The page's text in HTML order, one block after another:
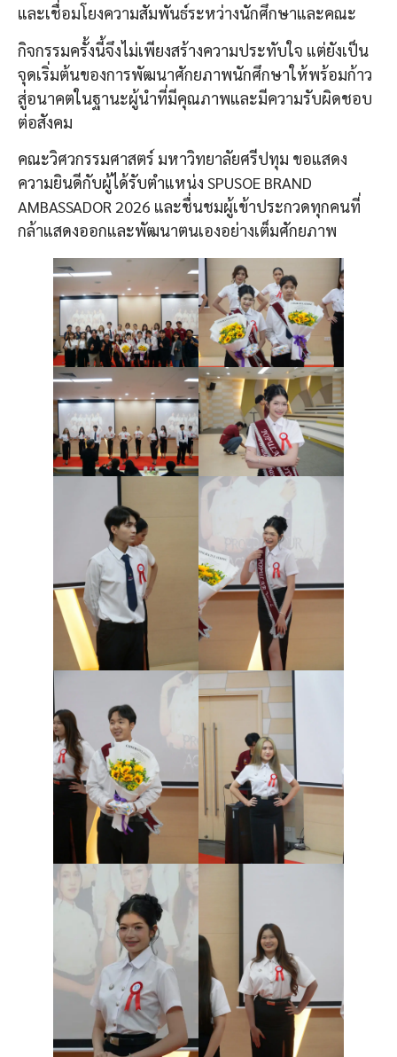
และเชื่อมโยงความสัมพันธ์ระหว่างนักศึกษาและคณะ
กิจกรรมครั้งนี้จึงไม่เพียงสร้างความประทับใจ แต่ยังเป็น
จุดเริ่มต้นของการพัฒนาศักยภาพนักศึกษาให้พร้อมก้าว
สู่อนาคตในฐานะผู้นำที่มีคุณภาพและมีความรับผิดชอบ
ต่อสังคม
คณะวิศวกรรมศาสตร์ มหาวิทยาลัยศรีปทุม ขอแสดง
ความยินดีกับผู้ได้รับตำแหน่ง SPUSOE BRAND
AMBASSADOR 2026 และชื่นชมผู้เข้าประกวดทุกคนที่
กล้าแสดงออกและพัฒนาตนเองอย่างเต็มศักยภาพ